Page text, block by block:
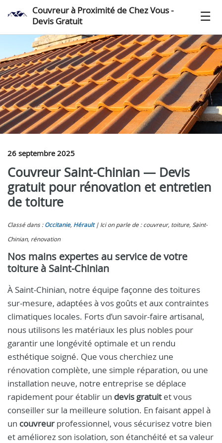
Couvreur à Proximité de Chez Vous -
Devis Gratuit
26 septembre 2025
Couvreur Saint-Chinian — Devis
gratuit pour rénovation et entretien
de toiture
Classé dans : Occitanie, Hérault
Ici on parle de : couvreur, toiture, Saint-
Chinian, rénovation
Nos mains expertes au service de votre
toiture à Saint-Chinian
À Saint-Chinian, notre équipe façonne des toitures
sur-mesure, adaptées à vos goûts et aux contraintes
climatiques locales. Forts d’un savoir-faire artisanal,
nous utilisons les matériaux les plus nobles pour
garantir une longévité optimale et un rendu
esthétique soigné. Que vous cherchiez une
rénovation complète, une simple réparation, ou une
installation neuve, notre entreprise se déplace
rapidement pour établir un devis gratuitet vous
conseiller sur la meilleure solution. En faisant appel à
un couvreurprofessionnel, vous sécurisez votre bien
et améliorez son isolation, son étanchéité et sa valeur